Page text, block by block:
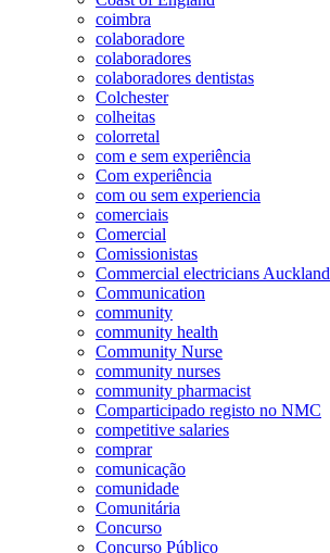
coimbra
colaboradore
colaboradores
colaboradores dentistas
Colchester
colheitas
colorretal
com e sem experiência
Com experiência
com ou sem experiencia
comerciais
Comercial
Comissionistas
Commercial electricians Auckland
Communication
community
community health
Community Nurse
community nurses
community pharmacist
Comparticipado registo no NMC
competitive salaries
comprar
comunicação
comunidade
Comunitária
Concurso
Concurso Público